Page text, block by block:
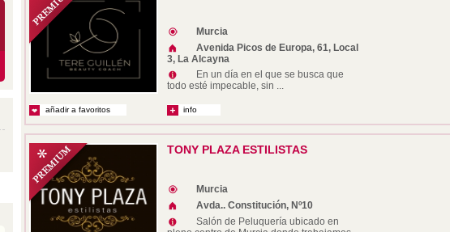
Murcia
Avenida Picos de Europa, 61, Local
3, La Alcayna
En un día en el que se busca que
todo esté impecable, sin ...
añadir a favoritos info
TONY PLAZA ESTILISTAS
Murcia
Avda.. Constitución, Nº10
Salón de Peluquería ubicado en